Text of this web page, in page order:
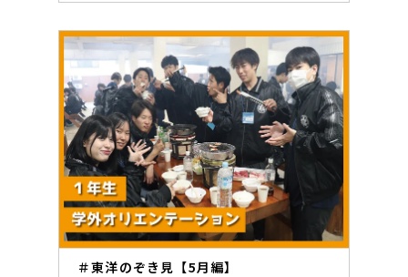
＃東洋のぞき見【5月編】